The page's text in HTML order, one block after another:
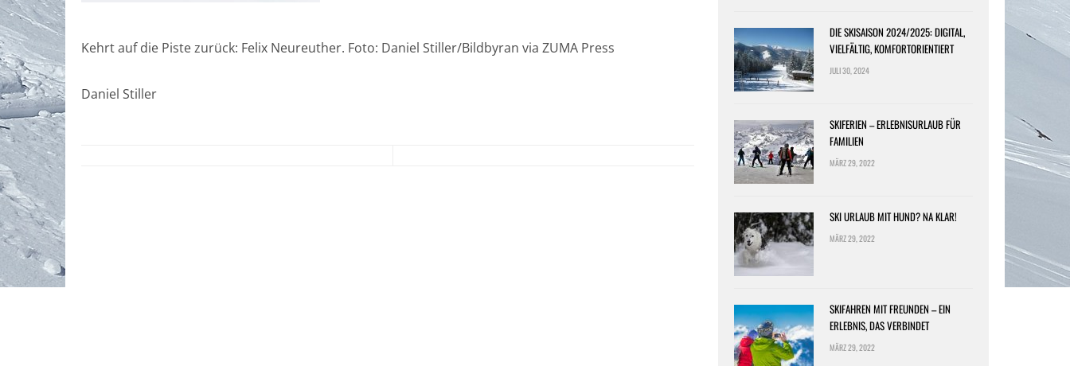
Kehrt auf die Piste zurück: Felix Neureuther. Foto: Daniel Stiller/Bildbyran via ZUMA Press
Daniel Stiller
DIE SKISAISON 2024/2025: DIGITAL,
VIELFÄLTIG, KOMFORTORIENTIERT
JULI 30, 2024
SKIFERIEN – ERLEBNISURLAUB FÜR
FAMILIEN
MÄRZ 29, 2022
SKI URLAUB MIT HUND? NA KLAR!
MÄRZ 29, 2022
SKIFAHREN MIT FREUNDEN – EIN
ERLEBNIS, DAS VERBINDET
MÄRZ 29, 2022